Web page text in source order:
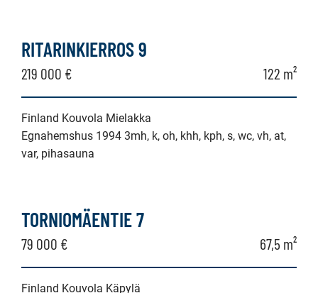
RITARINKIERROS 9
219 000 € 122 m²
Finland Kouvola Mielakka
Egnahemshus 1994 3mh, k, oh, khh, kph, s, wc, vh, at,
var, pihasauna
TORNIOMÄENTIE 7
79 000 € 67,5 m²
Finland Kouvola Käpylä